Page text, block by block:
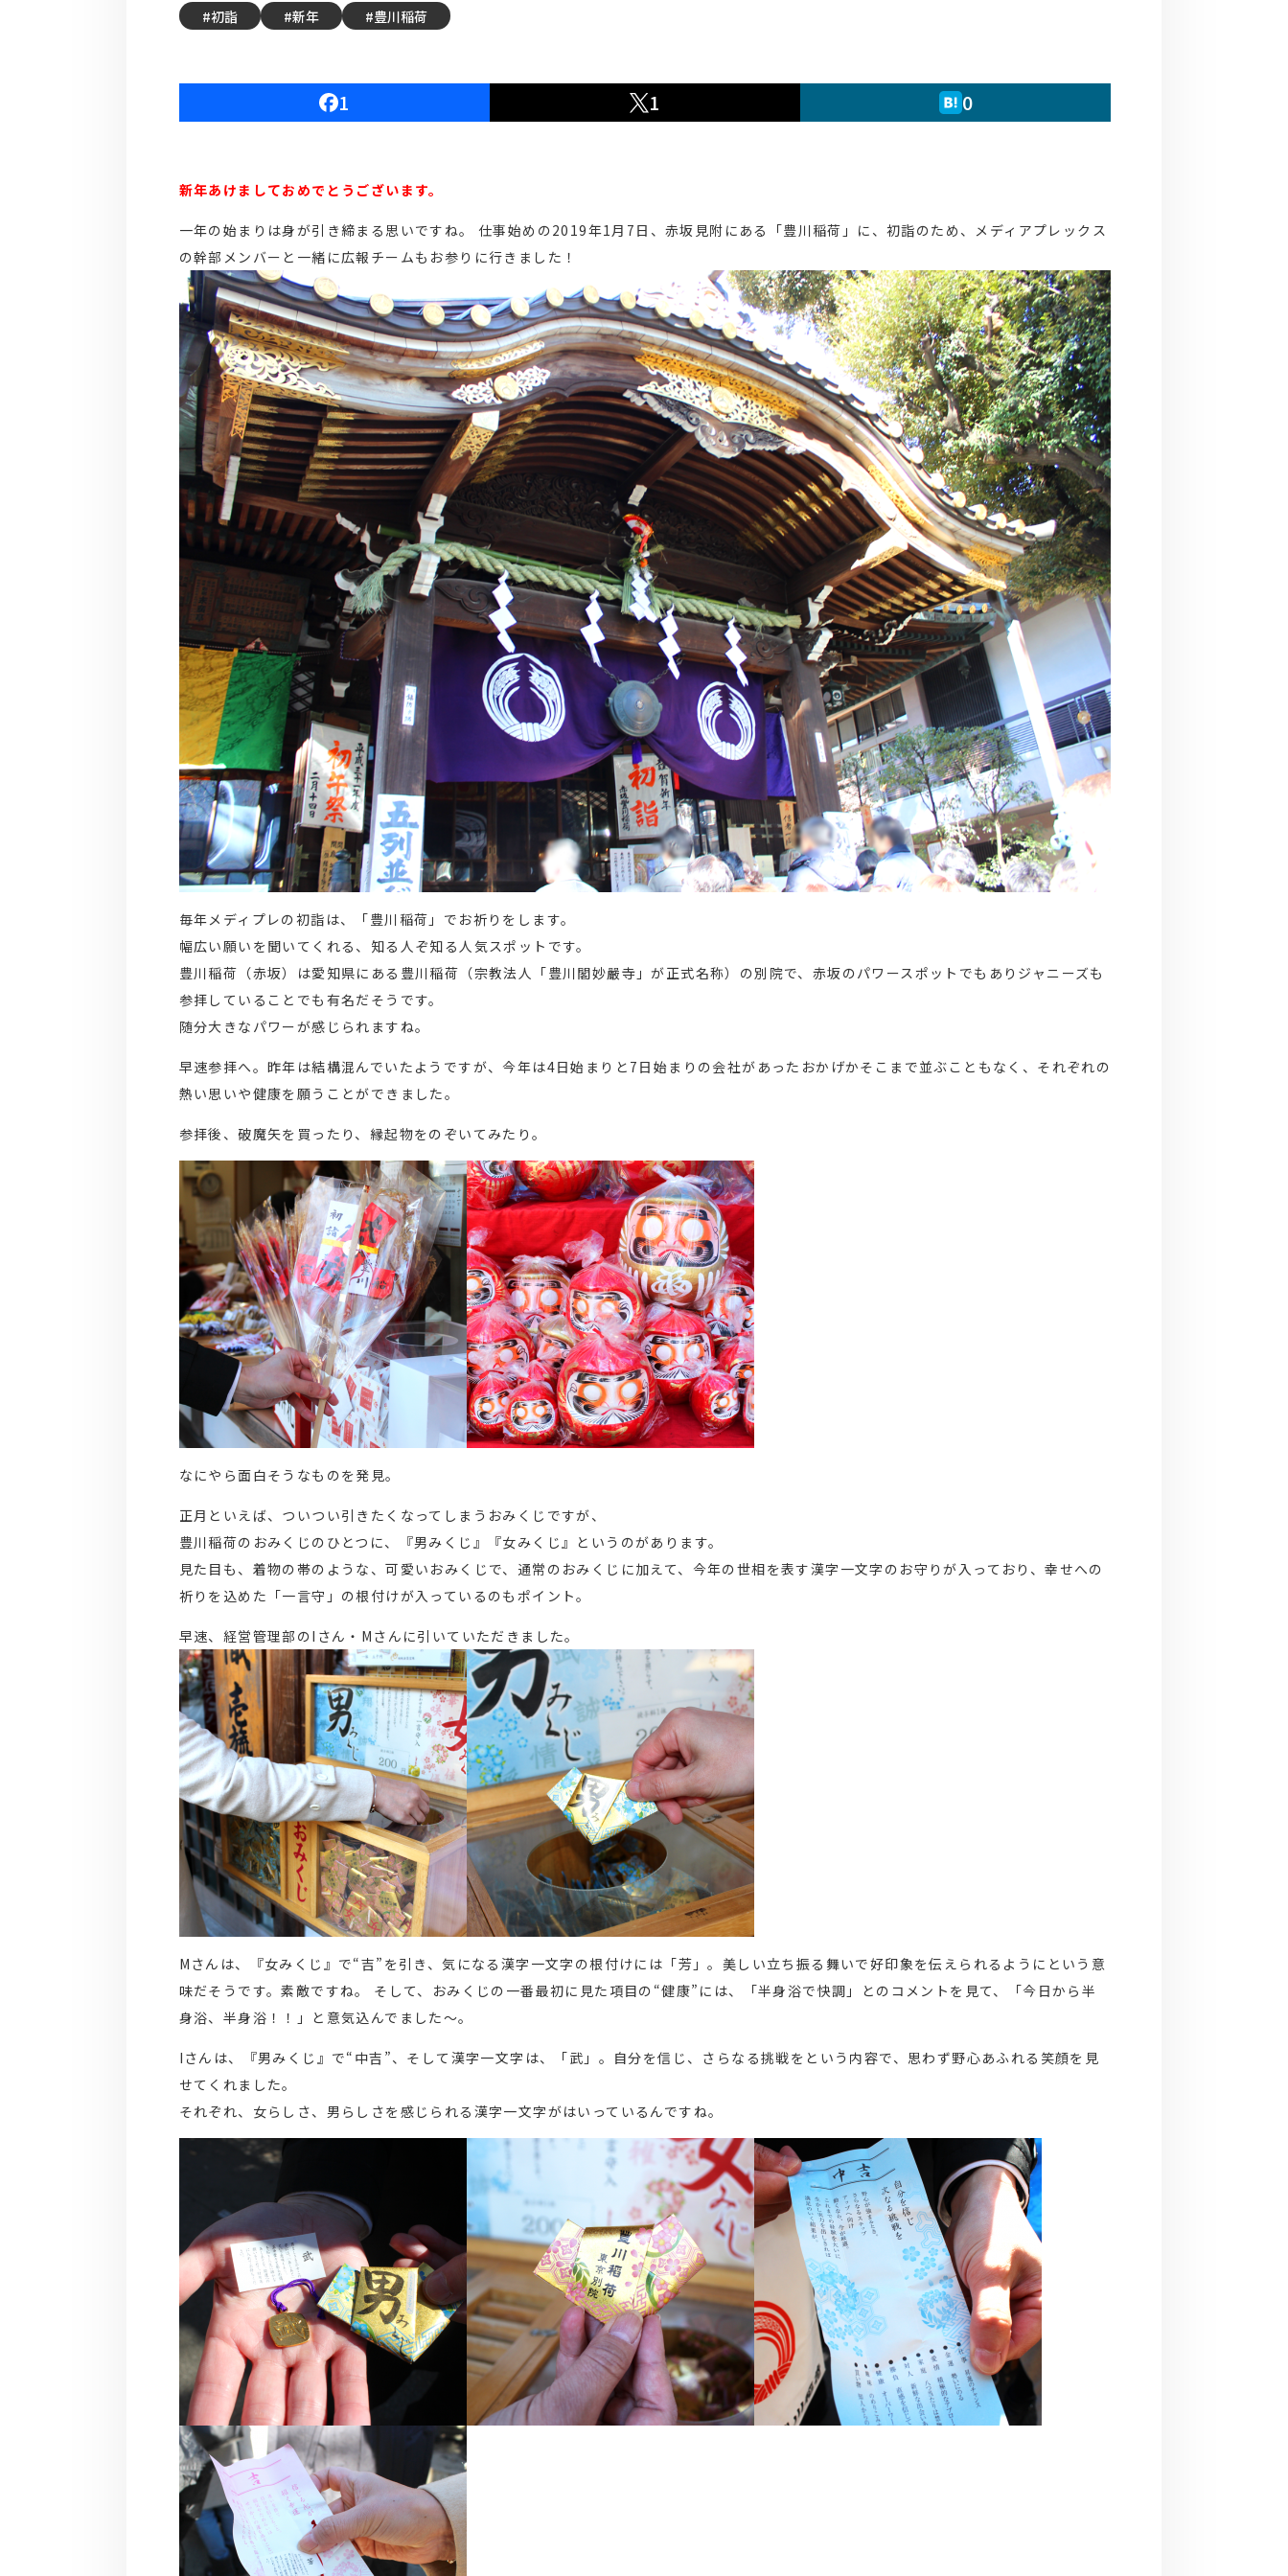
初詣 新年 豊川稲荷
1 1 0
新年あけましておめでとうございます。
一年の始まりは身が引き締まる思いですね。 仕事始めの2019年1月7日、赤坂見附にある「豊川稲荷」に、初詣のため、メディアプレックス
の幹部メンバーと一緒に広報チームもお参りに行きました！
毎年メディプレの初詣は、「豊川稲荷」でお祈りをします。
幅広い願いを聞いてくれる、知る人ぞ知る人気スポットです。
豊川稲荷（赤坂）は愛知県にある豊川稲荷（宗教法人「豊川閣妙嚴寺」が正式名称）の別院で、赤坂のパワースポットでもありジャニーズも
参拝していることでも有名だそうです。
随分大きなパワーが感じられますね。
早速参拝へ。昨年は結構混んでいたようですが、今年は4日始まりと7日始まりの会社があったおかげかそこまで並ぶこともなく、それぞれの
熱い思いや健康を願うことができました。
参拝後、破魔矢を買ったり、縁起物をのぞいてみたり。
なにやら面白そうなものを発見。
正月といえば、ついつい引きたくなってしまうおみくじですが、
豊川稲荷のおみくじのひとつに、『男みくじ』『女みくじ』というのがあります。
見た目も、着物の帯のような、可愛いおみくじで、通常のおみくじに加えて、今年の世相を表す漢字一文字のお守りが入っており、幸せへの
祈りを込めた「一言守」の根付けが入っているのもポイント。
早速、経営管理部のIさん・Mさんに引いていただきました。
Mさんは、『女みくじ』で“吉”を引き、気になる漢字一文字の根付けには「芳」。美しい立ち振る舞いで好印象を伝えられるようにという意
味だそうです。素敵ですね。 そして、おみくじの一番最初に見た項目の“健康”には、「半身浴で快調」とのコメントを見て、「今日から半
身浴、半身浴！！」と意気込んでました～。
Iさんは、『男みくじ』で“中吉”、そして漢字一文字は、「武」。自分を信じ、さらなる挑戦をという内容で、思わず野心あふれる笑顔を見
せてくれました。
それぞれ、女らしさ、男らしさを感じられる漢字一文字がはいっているんですね。